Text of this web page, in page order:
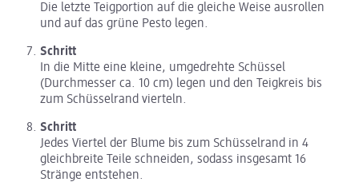
Die letzte Teigportion auf die gleiche Weise ausrollen
und auf das grüne Pesto legen.
Schritt
In die Mitte eine kleine, umgedrehte Schüssel
(Durchmesser ca. 10 cm) legen und den Teigkreis bis
zum Schüsselrand vierteln.
Schritt
Jedes Viertel der Blume bis zum Schüsselrand in 4
gleichbreite Teile schneiden, sodass insgesamt 16
Stränge entstehen.